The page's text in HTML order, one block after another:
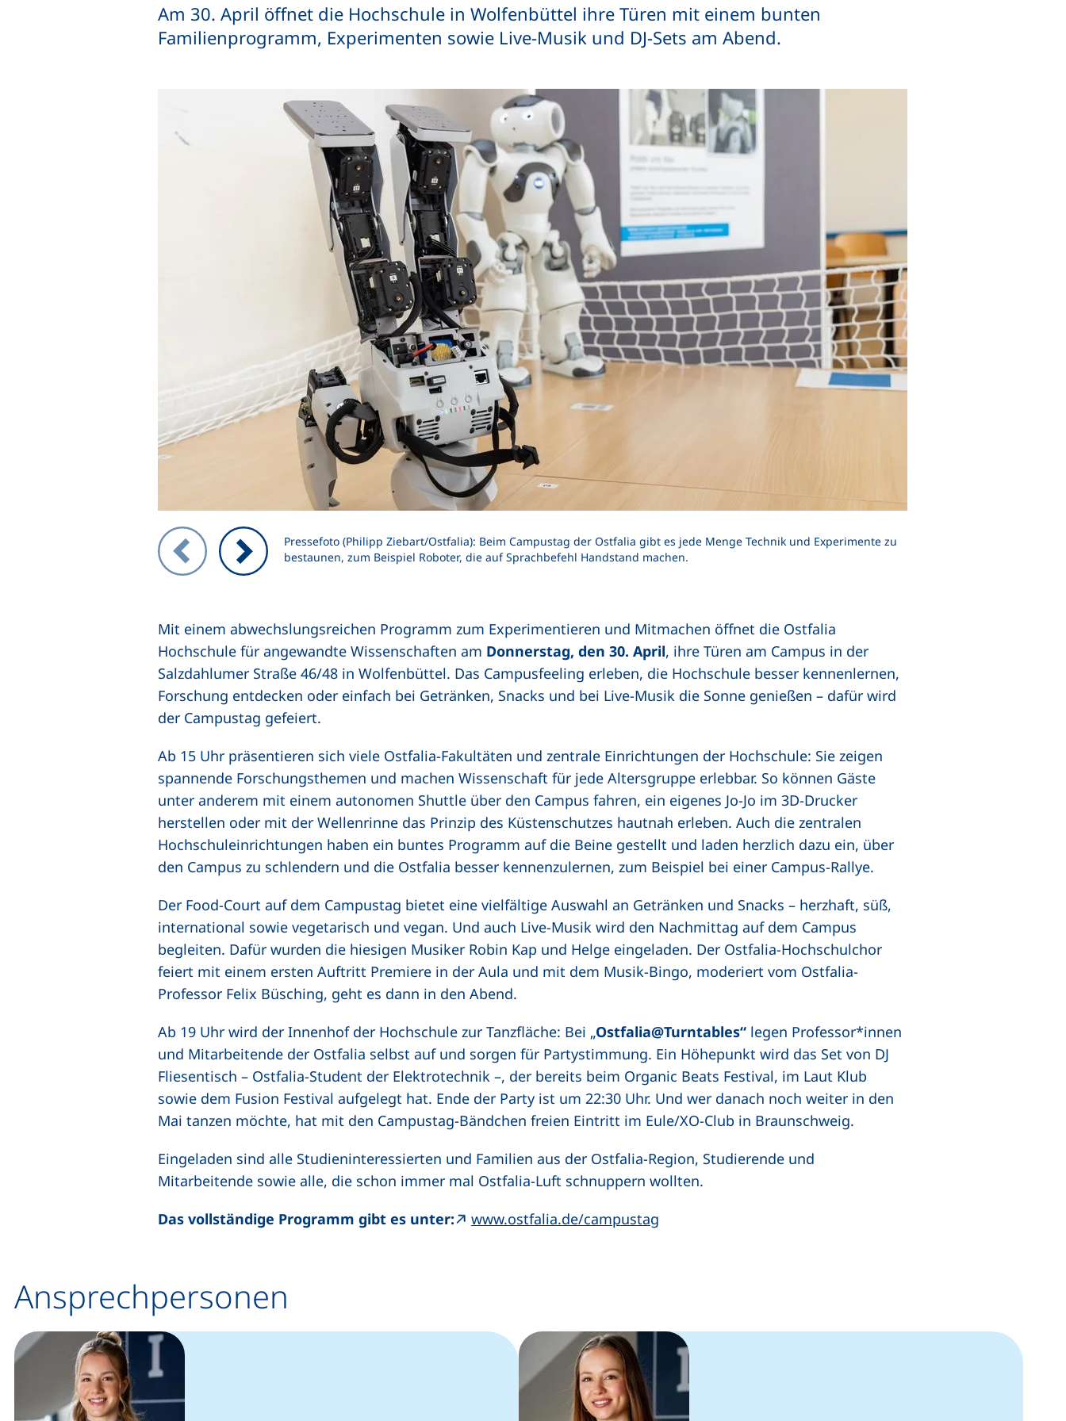
Am 30. April öffnet die Hochschule in Wolfenbüttel ihre Türen mit einem bunten
Familienprogramm, Experimenten sowie Live-Musik und DJ-Sets am Abend.
Pressefoto (Philipp Ziebart/Ostfalia): Beim Campustag der Ostfalia gibt es jede Menge Technik und Experimente zu
bestaunen, zum Beispiel Roboter, die auf Sprachbefehl Handstand machen.
Zeigt Folie 1 von 2
Mit einem abwechslungsreichen Programm zum Experimentieren und Mitmachen öffnet die Ostfalia
Hochschule für angewandte Wissenschaften am Donnerstag, den 30. April, ihre Türen am Campus in der
Salzdahlumer Straße 46/48 in Wolfenbüttel. Das Campusfeeling erleben, die Hochschule besser kennenlernen,
Forschung entdecken oder einfach bei Getränken, Snacks und bei Live-Musik die Sonne genießen – dafür wird
der Campustag gefeiert.
Ab 15 Uhr präsentieren sich viele Ostfalia-Fakultäten und zentrale Einrichtungen der Hochschule: Sie zeigen
spannende Forschungsthemen und machen Wissenschaft für jede Altersgruppe erlebbar. So können Gäste
unter anderem mit einem autonomen Shuttle über den Campus fahren, ein eigenes Jo-Jo im 3D-Drucker
herstellen oder mit der Wellenrinne das Prinzip des Küstenschutzes hautnah erleben. Auch die zentralen
Hochschuleinrichtungen haben ein buntes Programm auf die Beine gestellt und laden herzlich dazu ein, über
den Campus zu schlendern und die Ostfalia besser kennenzulernen, zum Beispiel bei einer Campus-Rallye.
Der Food-Court auf dem Campustag bietet eine vielfältige Auswahl an Getränken und Snacks – herzhaft, süß,
international sowie vegetarisch und vegan. Und auch Live-Musik wird den Nachmittag auf dem Campus
begleiten. Dafür wurden die hiesigen Musiker Robin Kap und Helge eingeladen. Der Ostfalia-Hochschulchor
feiert mit einem ersten Auftritt Premiere in der Aula und mit dem Musik-Bingo, moderiert vom Ostfalia-
Professor Felix Büsching, geht es dann in den Abend.
Ab 19 Uhr wird der Innenhof der Hochschule zur Tanzfläche: Bei „Ostfalia@Turntables“ legen Professor*innen
und Mitarbeitende der Ostfalia selbst auf und sorgen für Partystimmung. Ein Höhepunkt wird das Set von DJ
Fliesentisch – Ostfalia-Student der Elektrotechnik –, der bereits beim Organic Beats Festival, im Laut Klub
sowie dem Fusion Festival aufgelegt hat. Ende der Party ist um 22:30 Uhr. Und wer danach noch weiter in den
Mai tanzen möchte, hat mit den Campustag-Bändchen freien Eintritt im Eule/XO-Club in Braunschweig.
Eingeladen sind alle Studieninteressierten und Familien aus der Ostfalia-Region, Studierende und
Mitarbeitende sowie alle, die schon immer mal Ostfalia-Luft schnuppern wollten.
Das vollständige Programm gibt es unter:
www.ostfalia.de/campustag
Ansprechpersonen